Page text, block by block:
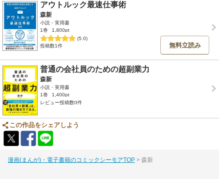
アウトルック最速仕事術
森新
小説・実用書
1巻
1,800pt
(5.0)
投稿数1件
無料立読み
普通の会社員のための超副業力
森新
小説・実用書
1巻
1,400pt
レビュー投稿数0件
この作品をシェアしよう
漫画(まんが)・電子書籍のコミックシーモアTOP 森新